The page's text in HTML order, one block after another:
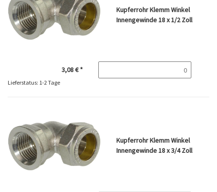
Kupferrohr Klemm Winkel
Innengewinde 18 x 1/2 Zoll
3,08 €*
Lieferstatus: 1-2 Tage
Kupferrohr Klemm Winkel
Innengewinde 18 x 3/4 Zoll